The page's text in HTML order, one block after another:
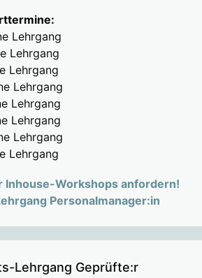
Lehrgang
Lehrgang
Lehrgang
Lehrgang
Lehrgang
Lehrgang
Lehrgang
Lehrgang
Inhouse-Workshops anfordern!
Personalmanager:in
Lehrgang Geprüfte:r